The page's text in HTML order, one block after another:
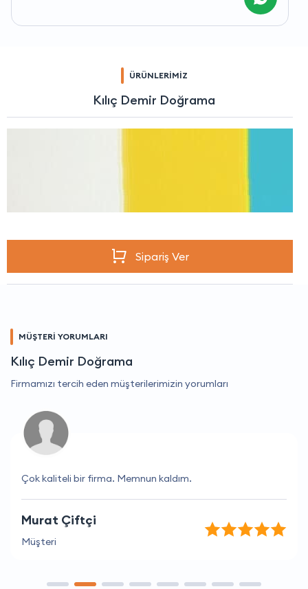
ÜRÜNLERİMİZ
Kılıç Demir Doğrama
Sipariş Ver
MÜŞTERİ YORUMLARI
Kılıç Demir Doğrama
Firmamızı tercih eden müşterilerimizin yorumları
Çok kaliteli bir firma. Memnun kaldım.
Murat Çiftçi
Müşteri